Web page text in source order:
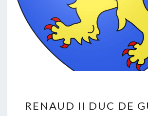
II
RENAUD II DUC DE